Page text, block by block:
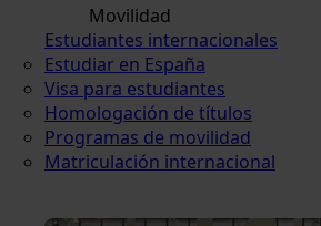
Movilidad
Estudiantes internacionales
Estudiar en España
Visa para estudiantes
Homologación de títulos
Programas de movilidad
Matriculación internacional